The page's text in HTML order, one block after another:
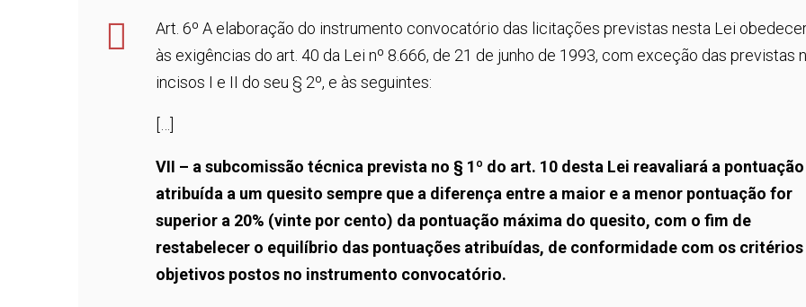
Art. 6º A elaboração do instrumento convocatório das licitações previstas nesta Lei
às exigências do art. 40 da Lei nº 8.666, de 21 de junho de 1993, com exceção das previstas
incisos I e II do seu § 2º, e às seguintes:
VII – a subcomissão técnica prevista no § 1º do art. 10 desta Lei reavaliará a pontuação
atribuída a um quesito sempre que a diferença entre a maior e a menor pontuação for
superior a 20% (vinte por cento) da pontuação máxima do quesito, com o fim de
restabelecer o equilíbrio das pontuações atribuídas, de conformidade com os critérios
objetivos postos no instrumento convocatório.